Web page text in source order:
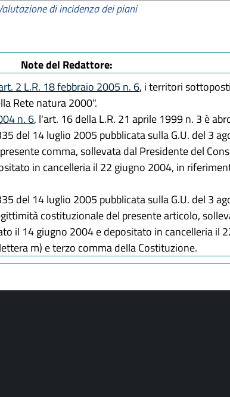
di incidenza dei piani
Note del Redattore:
2 L.R. 18 febbraio 2005 n. 6, i territori
Rete natura 2000".
n. 6, l'art. 16 della L.R. 21 aprile 1999 n. 3 è
del 14 luglio 2005 pubblicata sulla G.U. del 3
comma, sollevata dal Presidente del
in cancelleria il 22 giugno 2004, in
del 14 luglio 2005 pubblicata sulla G.U. del 3
costituzionale del presente articolo,
il 14 giugno 2004 e depositato in cancelleria il
m) e terzo comma della Costituzione.